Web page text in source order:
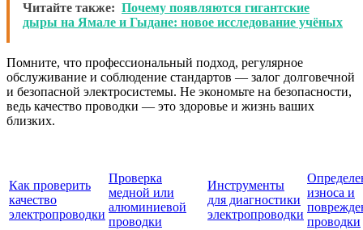
Читайте также: Почему появляются гигантские
дыры на Ямале и Гыдане: новое исследование учёных
Помните, что профессиональный подход, регулярное
обслуживание и соблюдение стандартов — залог долговечной
и безопасной электросистемы. Не экономьте на безопасности,
ведь качество проводки — это здоровье и жизнь ваших
близких.
Как проверить
качество
электропроводки
Проверка
медной или
алюминиевой
проводки
Инструменты
для диагностики
электропроводки
износа и
проводки